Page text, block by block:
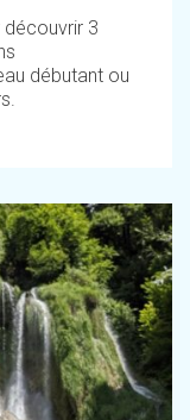
découvrir 3
débutant ou